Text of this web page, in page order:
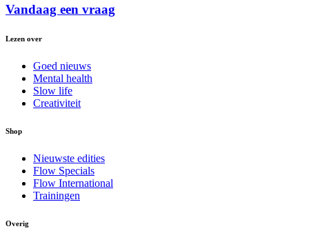
Vandaag een vraag
Lezen over
Goed nieuws
Mental health
Slow life
Creativiteit
Shop
Nieuwste edities
Flow Specials
Flow International
Trainingen
Overig